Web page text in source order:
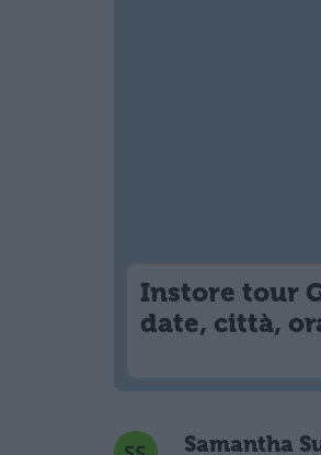
Instore tour
date, città,
Samantha